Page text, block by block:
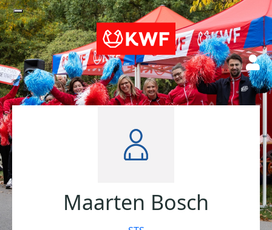
Maarten Bosch